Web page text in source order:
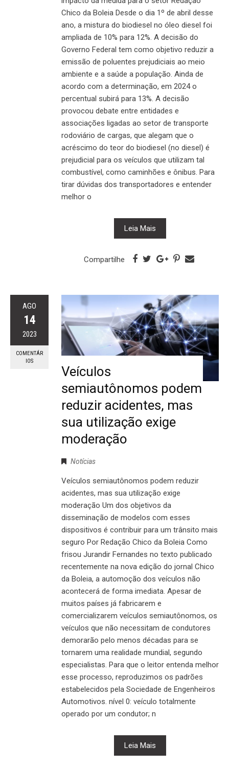
Chico da Boleia Desde o dia 1º de abril desse
ano, a mistura do biodiesel no óleo diesel foi
ampliada de 10% para 12%. A decisão do
Governo Federal tem como objetivo reduzir a
emissão de poluentes prejudiciais ao meio
ambiente e a saúde a população. Ainda de
acordo com a determinação, em 2024 o
percentual subirá para 13%. A decisão
provocou debate entre entidades e
associações ligadas ao setor de transporte
rodoviário de cargas, que alegam que o
acréscimo do teor do biodiesel (no diesel) é
prejudicial para os veículos que utilizam tal
combustível, como caminhões e ônibus. Para
tirar dúvidas dos transportadores e entender
melhor o
Leia Mais
Compartilhe
AGO
14
2023
COMENTÁR
IOS
Veículos
semiautônomos podem
reduzir acidentes, mas
sua utilização exige
moderação
Notícias
Veículos semiautônomos podem reduzir
acidentes, mas sua utilização exige
moderação Um dos objetivos da
disseminação de modelos com esses
dispositivos é contribuir para um trânsito mais
seguro Por Redação Chico da Boleia Como
frisou Jurandir Fernandes no texto publicado
recentemente na nova edição do jornal Chico
da Boleia, a automoção dos veículos não
acontecerá de forma imediata. Apesar de
muitos países já fabricarem e
comercializarem veículos semiautônomos, os
veículos que não necessitam de condutores
demorarão pelo menos décadas para se
tornarem uma realidade mundial, segundo
especialistas. Para que o leitor entenda melhor
esse processo, reproduzimos os padrões
estabelecidos pela Sociedade de Engenheiros
Automotivos. nível 0: veículo totalmente
operado por um condutor; n
Leia Mais